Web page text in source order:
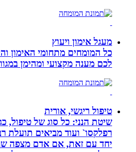
מעגל אימון ויעוץ
כל המומחים מתחומי האימון
לכם מענה מקצועי ומהימן במגוון
טיפול ריגשי, אורית
שיטת הנני: כל סוג של טיפול, כגון
רפלקסו` ועוד מביאים תועלת
יחד עם זאת, אם אדם מצפה